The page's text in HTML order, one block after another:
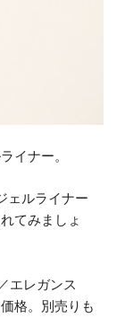
イナー。
ェルライナー
てみましょ
エレガンス
格。別売りも